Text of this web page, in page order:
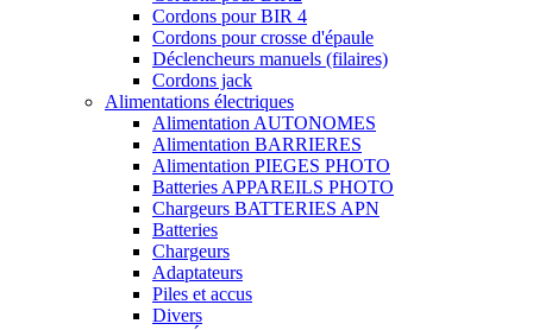
Cordons pour BIR 4
Cordons pour crosse d'épaule
Déclencheurs manuels (filaires)
Cordons jack
Alimentations électriques
Alimentation AUTONOMES
Alimentation BARRIERES
Alimentation PIEGES PHOTO
Batteries APPAREILS PHOTO
Chargeurs BATTERIES APN
Batteries
Chargeurs
Adaptateurs
Piles et accus
Divers